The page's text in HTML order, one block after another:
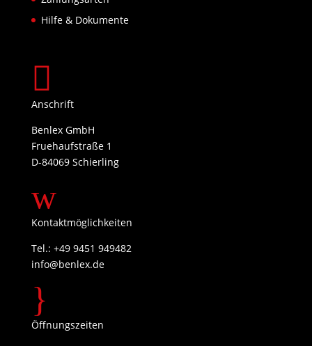
Hilfe & Dokumente

Anschrift
Benlex GmbH
Fruehaufstraße 1
D-84069 Schierling
w
Kontaktmöglichkeiten
Tel.: +49 9451 949482
info@benlex.de
}
Öffnungszeiten